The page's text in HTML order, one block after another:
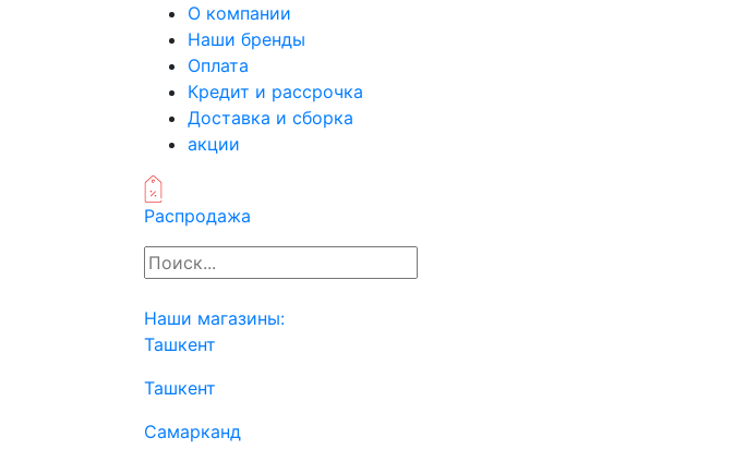
О компании
Наши бренды
Оплата
Кредит и рассрочка
Доставка и сборка
акции
Распродажа
Наши магазины:
Ташкент
Ташкент
Самарканд